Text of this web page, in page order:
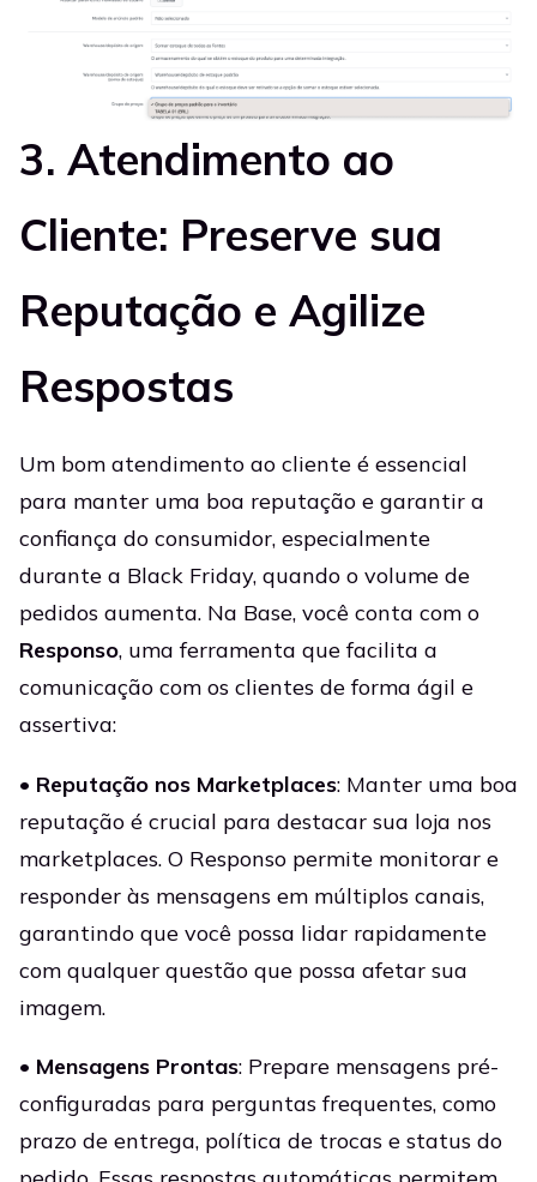
3. Atendimento ao
Cliente: Preserve sua
Reputação e Agilize
Respostas
Um bom atendimento ao cliente é essencial
para manter uma boa reputação e garantir a
confiança do consumidor, especialmente
durante a Black Friday, quando o volume de
pedidos aumenta. Na Base, você conta com o
Responso, uma ferramenta que facilita a
comunicação com os clientes de forma ágil e
assertiva:
• Reputação nos Marketplaces: Manter uma boa
reputação é crucial para destacar sua loja nos
marketplaces. O Responso permite monitorar e
responder às mensagens em múltiplos canais,
garantindo que você possa lidar rapidamente
com qualquer questão que possa afetar sua
imagem.
• Mensagens Prontas: Prepare mensagens pré-
configuradas para perguntas frequentes, como
prazo de entrega, política de trocas e status do